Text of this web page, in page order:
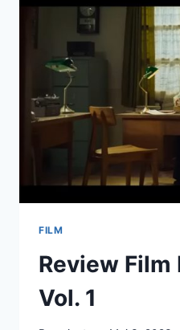
BROSS
FILM
Review Film
Vol. 1